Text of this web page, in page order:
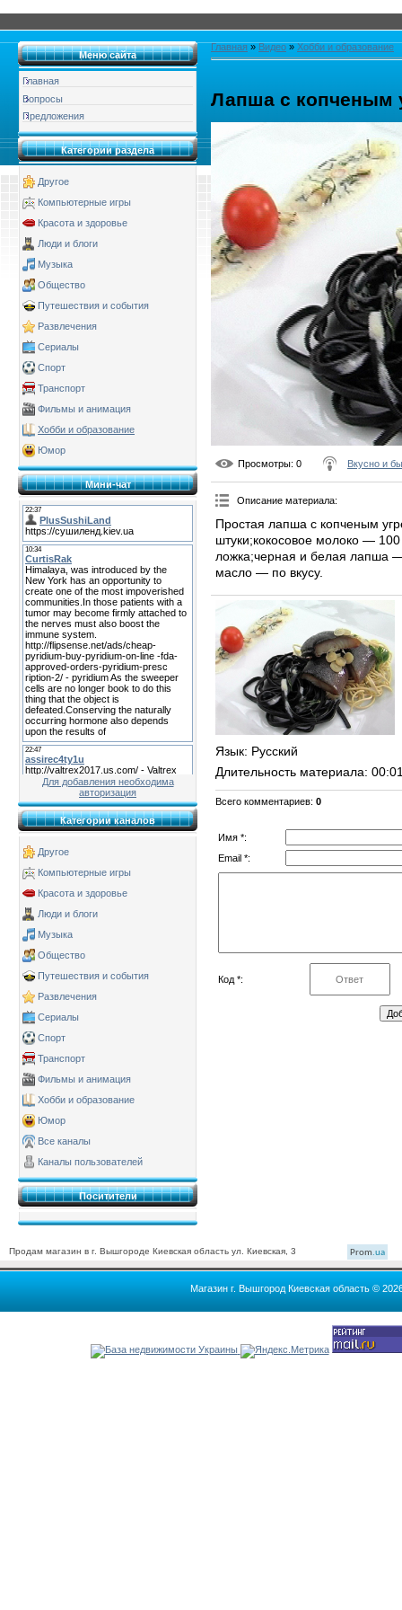
Меню сайта
Главная
Вопросы
Предложения
Категории раздела
Другое
Компьютерные игры
Красота и здоровье
Люди и блоги
Музыка
Общество
Путешествия и события
Развлечения
Сериалы
Спорт
Транспорт
Фильмы и анимация
Хобби и образование
Юмор
Мини-чат
Для добавления необходима
авторизация
Категории каналов
Другое
Компьютерные игры
Красота и здоровье
Люди и блоги
Музыка
Общество
Путешествия и события
Развлечения
Сериалы
Спорт
Транспорт
Фильмы и анимация
Хобби и образование
Юмор
Все каналы
Каналы пользователей
Поситители
Главная » Видео » Хобби и образование
Лапша с копченым
Просмотры: 0 Вкусно и
Описание материала:
Простая лапша с копченым
штуки;кокосовое молоко —
ложка;черная и белая лапша
масло — по вкусу.
Язык: Русский
Длительность материала:
Всего комментариев: 0
Имя *:
Email *:
Код *:
Продам магазин в г. Вышгороде Киевская область ул. Киевская, 3 Prom.ua
Магазин г. Вышгород Киевская область ©